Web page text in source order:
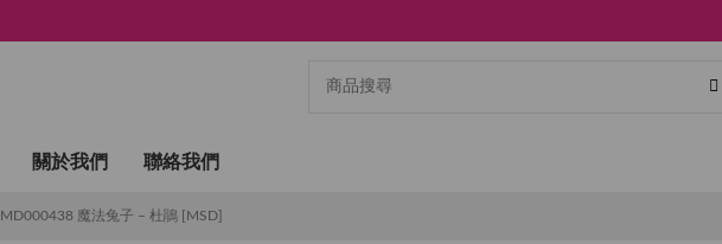
關於我們 聯絡我們
MD000438 魔法兔子 – 杜鵑 [MSD]